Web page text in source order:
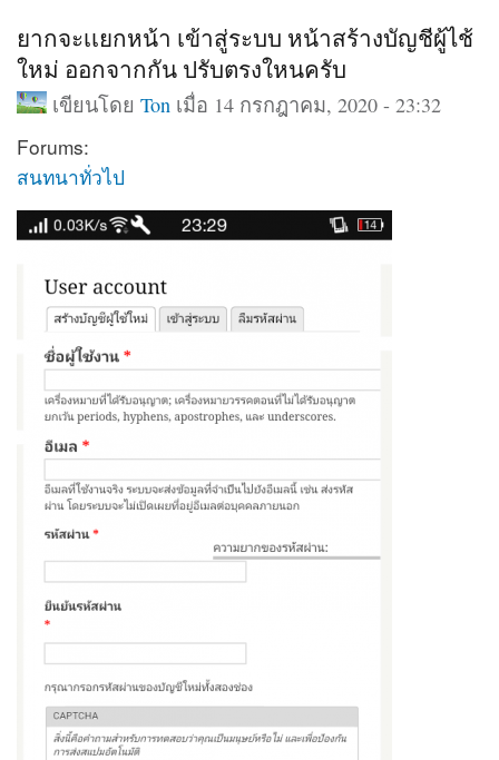
ยากจะเเยกหน้า เข้าสู่ระบบ หน้าสร้างบัญชีผู้ไช้
ใหม่ ออกจากกัน ปรับตรงใหนครับ
เขียนโดย Ton เมื่อ 14 กรกฎาคม, 2020 - 23:32
Forums:
สนทนาทั่วไป